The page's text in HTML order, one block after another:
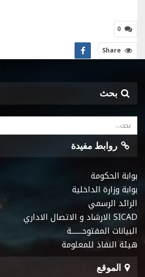
0
Share
بحث
روابط مفيدة
بوابة الحكومة
بوابة وزارة الداخلية
الرائد الرسمي
SICAD الارشاد و الاتصال الاداري
البيانات المفتوحـــــــة
هيئة النفاذ للمعلومة
الموقع